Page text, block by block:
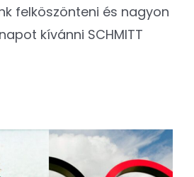
felköszönteni és nagyon
kívánni SCHMITT